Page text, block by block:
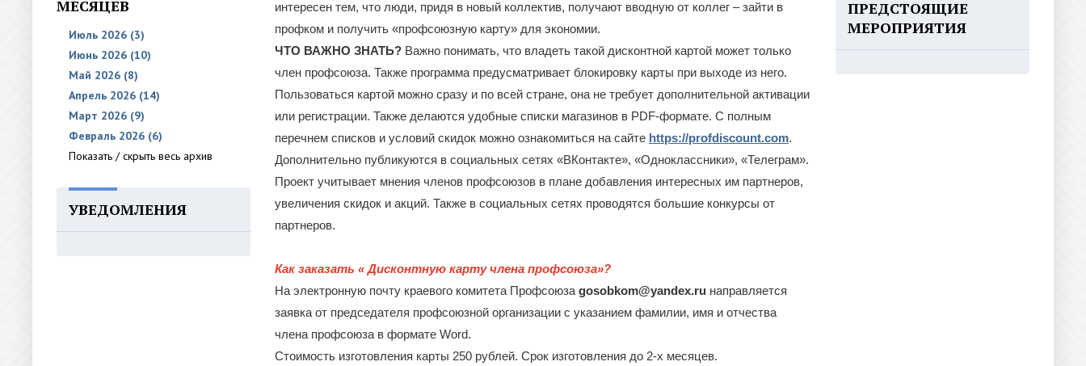
МЕСЯЦЕВ
Июль 2026 (3)
Июнь 2026 (10)
Май 2026 (8)
Апрель 2026 (14)
Март 2026 (9)
Февраль 2026 (6)
Показать / скрыть весь архив
УВЕДОМЛЕНИЯ
интересен тем, что люди, придя в новый коллектив, получают вводную от коллег – зайти в
профком и получить «профсоюзную карту» для экономии.
ЧТО ВАЖНО ЗНАТЬ? Важно понимать, что владеть такой дисконтной картой может только
член профсоюза. Также программа предусматривает блокировку карты при выходе из него.
Пользоваться картой можно сразу и по всей стране, она не требует дополнительной активации
или регистрации. Также делаются удобные списки магазинов в PDF-формате. С полным
перечнем списков и условий скидок можно ознакомиться на сайте https://profdiscount.com.
Дополнительно публикуются в социальных сетях «ВКонтакте», «Одноклассники», «Телеграм».
Проект учитывает мнения членов профсоюзов в плане добавления интересных им партнеров,
увеличения скидок и акций. Также в социальных сетях проводятся большие конкурсы от
партнеров.
Как заказать « Дисконтную карту члена профсоюза»?
На электронную почту краевого комитета Профсоюза gosobkom@yandeх.ru направляется
заявка от председателя профсоюзной организации с указанием фамилии, имя и отчества
члена профсоюза в формате Word.
Стоимость изготовления карты 250 рублей. Срок изготовления до 2-х месяцев.
ПРЕДСТОЯЩИЕ
МЕРОПРИЯТИЯ